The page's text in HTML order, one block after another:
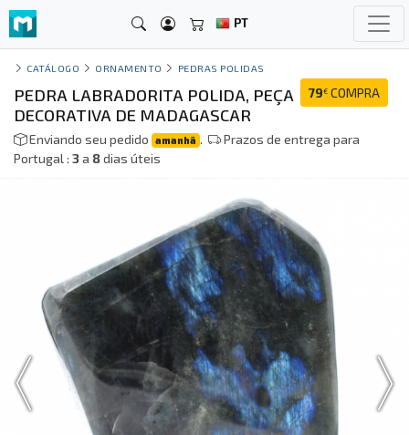
PT
CATÁLOGO ORNAMENTO PEDRAS POLIDAS
79€ COMPRA
PEDRA LABRADORITA POLIDA, PEÇA
DECORATIVA DE MADAGASCAR
Enviando seu pedido amanhã .
Prazos de entrega para
Portugal : 3a 8dias úteis